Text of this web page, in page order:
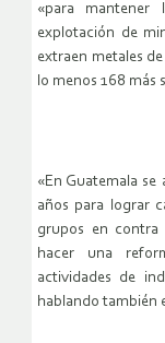
«para mantener
explotación de
extraen metales
lo menos 168 más
«En Guatemala
años para lograr
grupos en
hacer una
actividades de
hablando también